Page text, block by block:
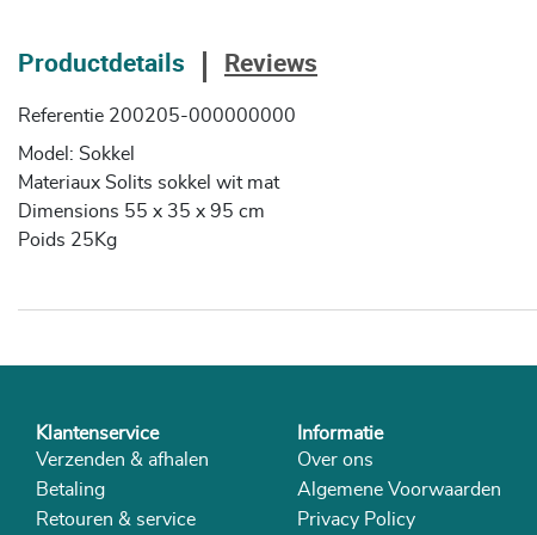
Productdetails Reviews
Referentie 200205-000000000
Model: Sokkel
Materiaux Solits sokkel wit mat
Dimensions 55 x 35 x 95 cm
Poids 25Kg
Klantenservice
Verzenden & afhalen
Betaling
Retouren & service
Informatie
Over ons
Algemene Voorwaarden
Privacy Policy